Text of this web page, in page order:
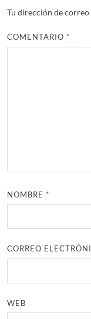
Tu dirección de
COMENTARIO *
NOMBRE *
CORREO
WEB